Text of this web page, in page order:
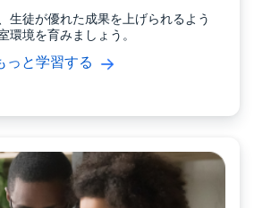
生徒が優れた成果を上げられるよう
環境を育みましょう。
っと学習する